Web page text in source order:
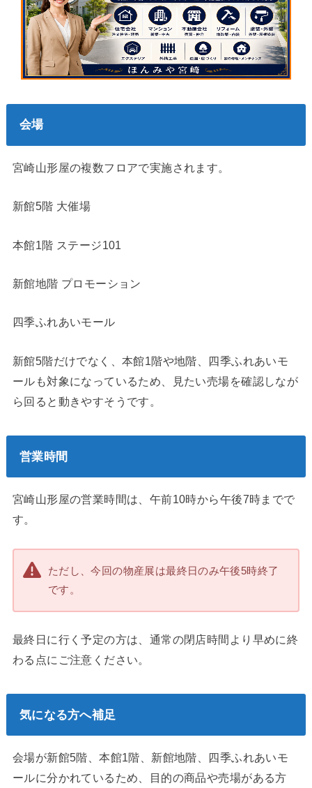
会場
宮崎山形屋の複数フロアで実施されます。
新館5階 大催場
本館1階 ステージ101
新館地階 プロモーション
四季ふれあいモール
新館5階だけでなく、本館1階や地階、四季ふれあいモ
ールも対象になっているため、見たい売場を確認しなが
ら回ると動きやすそうです。
営業時間
宮崎山形屋の営業時間は、午前10時から午後7時までで
す。
ただし、今回の物産展は最終日のみ午後5時終了
です。
最終日に行く予定の方は、通常の閉店時間より早めに終
わる点にご注意ください。
気になる方へ補足
会場が新館5階、本館1階、新館地階、四季ふれあいモ
ールに分かれているため、目的の商品や売場がある方